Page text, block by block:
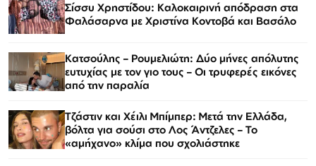
Σίσσυ Χρηστίδου: Καλοκαιρινή απόδραση στα
Φαλάσαρνα με Χριστίνα Κοντοβά και Βασάλο
Κατσούλης – Ρουμελιώτη: Δύο μήνες απόλυτης
ευτυχίας με τον γιο τους – Οι τρυφερές εικόνες
από την παραλία
Τζάστιν και Χέιλι Μπίμπερ: Μετά την Ελλάδα,
βόλτα για σούσι στο Λος Άντζελες – Το
«αμήχανο» κλίμα που σχολιάστηκε